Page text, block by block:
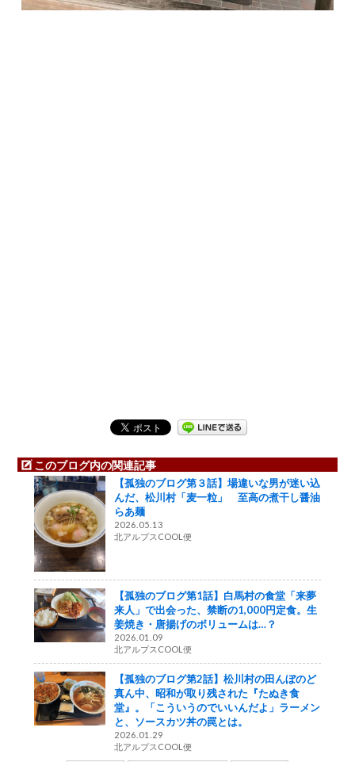
このブログ内の関連記事
【孤独のブログ第３話】場違いな男が迷い込
んだ、松川村「麦一粒」 至高の煮干し醤油
らあ麺
2026.05.13
北アルプスCOOL便
【孤独のブログ第1話】白馬村の食堂「来夢
来人」で出会った、禁断の1,000円定食。生
姜焼き・唐揚げのボリュームは…？
2026.01.09
北アルプスCOOL便
【孤独のブログ第2話】松川村の田んぼのど
真ん中、昭和が取り残された『たぬき食
堂』。「こういうのでいいんだよ」ラーメン
と、ソースカツ丼の罠とは。
2026.01.29
北アルプスCOOL便